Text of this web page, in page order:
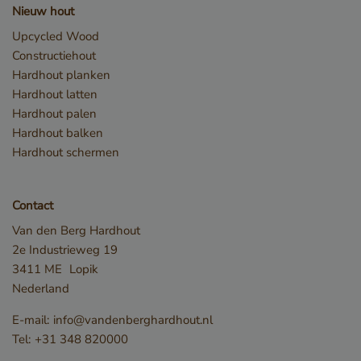
Nieuw hout
Upcycled Wood
Constructiehout
Hardhout planken
Hardhout latten
Hardhout palen
Hardhout balken
Hardhout schermen
Contact
Van den Berg Hardhout
2e Industrieweg 19
3411 ME Lopik
Nederland
E-mail: info@vandenberghardhout.nl
Tel: +31 348 820000
_csrf